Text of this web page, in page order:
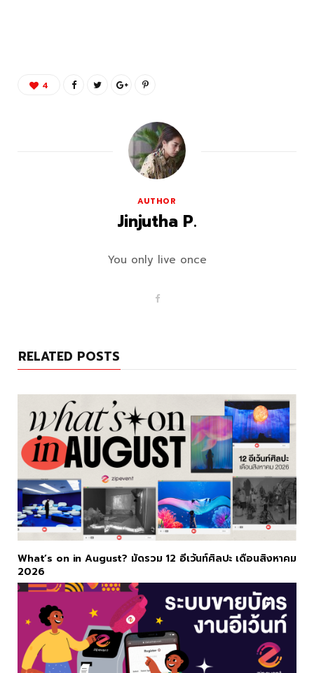
4
AUTHOR
Jinjutha P.
You only live once
F
RELATED POSTS
What’s on in August? มัดรวม 12 อีเว้นท์ศิลปะ เดือนสิงหาคม
2026